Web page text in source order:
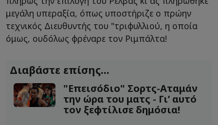
μεγάλη υπεραξία, όπως υποστήριζε ο πρώην
τεχνικός Διευθυντής του "τριφυλλιού, η οποία
όμως, ουδόλως φρέναρε τον Ριμπάλτα!
Διαβάστε επίσης...
"Επεισόδιο" Σορτς-Αταμάν
την ώρα του ματς - Γι’ αυτό
τον ξεφτίλισε δημόσια!